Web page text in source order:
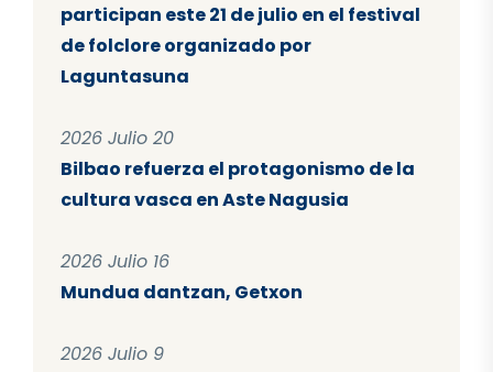
participan este 21 de julio en el festival
de folclore organizado por
Laguntasuna
2026 Julio 20
Bilbao refuerza el protagonismo de la
cultura vasca en Aste Nagusia
2026 Julio 16
Mundua dantzan, Getxon
2026 Julio 9